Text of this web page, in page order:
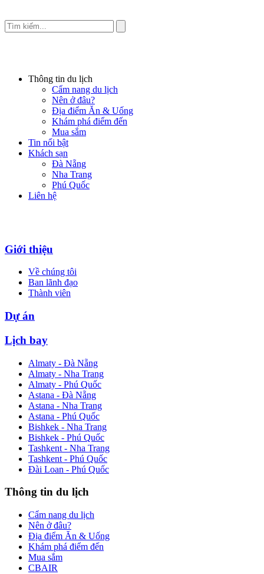
Thông tin du lịch
Cẩm nang du lịch
Nên ở đâu?
Địa điểm Ăn & Uống
Khám phá điểm đến
Mua sắm
Tin nổi bật
Khách sạn
Đà Nẵng
Nha Trang
Phú Quốc
Liên hệ
Giới thiệu
Về chúng tôi
Ban lãnh đạo
Thành viên
Dự án
Lịch bay
Almaty - Đà Nẵng
Almaty - Nha Trang
Almaty - Phú Quốc
Astana - Đà Nẵng
Astana - Nha Trang
Astana - Phú Quốc
Bishkek - Nha Trang
Bishkek - Phú Quốc
Tashkent - Nha Trang
Tashkent - Phú Quốc
Đài Loan - Phú Quốc
Thông tin du lịch
Cẩm nang du lịch
Nên ở đâu?
Địa điểm Ăn & Uống
Khám phá điểm đến
Mua sắm
CBAIR